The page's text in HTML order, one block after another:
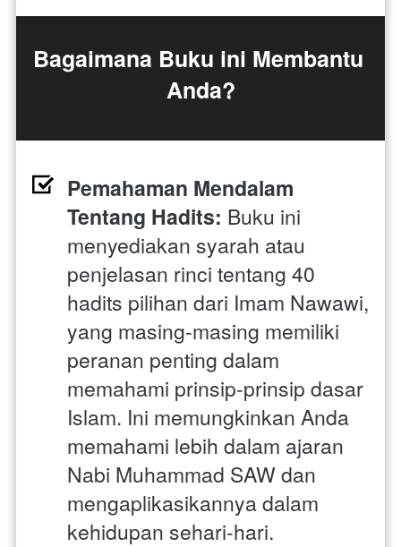
Bagaimana Buku ini Membantu
Anda?
Pemahaman Mendalam
Tentang Hadits: Buku ini
menyediakan syarah atau
penjelasan rinci tentang 40
hadits pilihan dari Imam Nawawi,
yang masing-masing memiliki
peranan penting dalam
memahami prinsip-prinsip dasar
Islam. Ini memungkinkan Anda
memahami lebih dalam ajaran
Nabi Muhammad SAW dan
mengaplikasikannya dalam
kehidupan sehari-hari.